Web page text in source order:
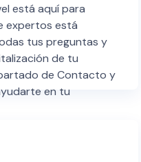
está aquí para
expertos está
tus preguntas y
de tu
de Contacto y
en tu